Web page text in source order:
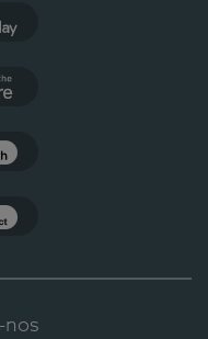
nos